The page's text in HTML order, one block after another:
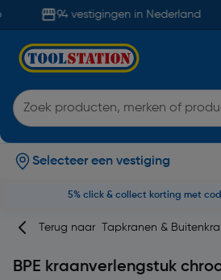
94 vestigingen in Nederland
Selecteer een vestiging
5% click & collect korting met code
Terug naar Tapkranen &
BPE kraanverlengstuk